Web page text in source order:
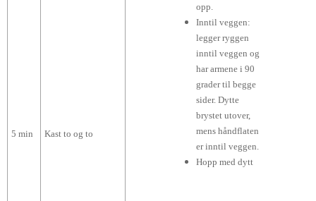
5 min Kast to og to
opp.
Inntil veggen:
legger ryggen
inntil veggen og
har armene i 90
grader til begge
sider. Dytte
brystet utover,
mens håndflaten
er inntil veggen.
Hopp med dytt